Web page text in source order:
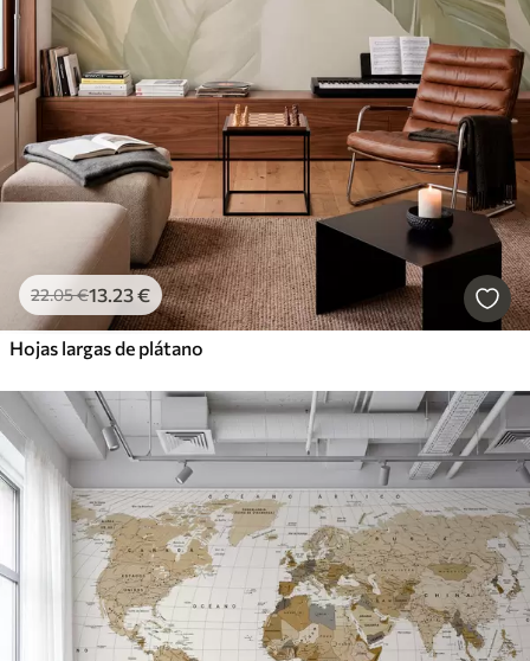
22.05€13 .23€
Hojas largas de plátano